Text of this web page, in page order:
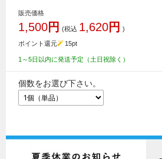
販売価格
1,500円 (税込 1,620円 )
ポイント還元 15pt
1～5日以内に発送予定（土日祝除く）
個数をお選び下さい。